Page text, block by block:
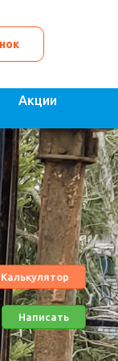
Акции
Калькулятор
Написать